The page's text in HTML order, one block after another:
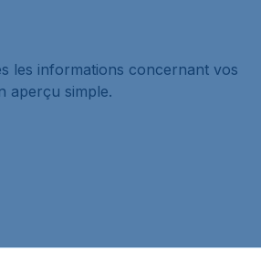
les informations concernant vos
aperçu simple.